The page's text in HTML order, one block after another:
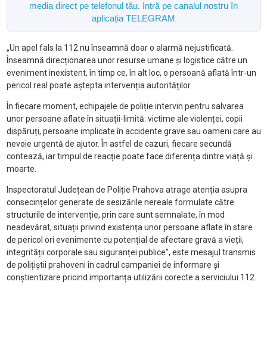
media direct pe telefonul tău. Intră pe canalul nostru în
aplicația TELEGRAM
„Un apel fals la 112 nu înseamnă doar o alarmă nejustificată.
Înseamnă direcționarea unor resurse umane și logistice către un
eveniment inexistent, în timp ce, în alt loc, o persoană aflată într-un
pericol real poate aștepta intervenția autorităților.
În fiecare moment, echipajele de poliție intervin pentru salvarea
unor persoane aflate în situații-limită: victime ale violenței, copii
dispăruți, persoane implicate în accidente grave sau oameni care au
nevoie urgentă de ajutor. În astfel de cazuri, fiecare secundă
contează, iar timpul de reacție poate face diferența dintre viață și
moarte.
Inspectoratul Județean de Poliție Prahova atrage atenția asupra
consecințelor generate de sesizările nereale formulate către
structurile de intervenție, prin care sunt semnalate, în mod
neadevărat, situații privind existența unor persoane aflate în stare
de pericol ori evenimente cu potențial de afectare gravă a vieții,
integrității corporale sau siguranței publice”, este mesajul transmis
de polițiștii prahoveni în cadrul campaniei de informare și
conștientizare pricind importanța utilizării corecte a serviciului 112.